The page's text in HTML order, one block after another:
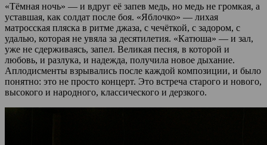
«Тёмная ночь» — и вдруг её запев медь, но медь не громкая, а
уставшая, как солдат после боя. «Яблочко» — лихая
матросская пляска в ритме джаза, с чечёткой, с задором, с
удалью, которая не увяла за десятилетия. «Катюша» — и зал,
уже не сдерживаясь, запел. Великая песня, в которой и
любовь, и разлука, и надежда, получила новое дыхание.
Аплодисменты взрывались после каждой композиции, и было
понятно: это не просто концерт. Это встреча старого и нового,
высокого и народного, классического и дерзкого.